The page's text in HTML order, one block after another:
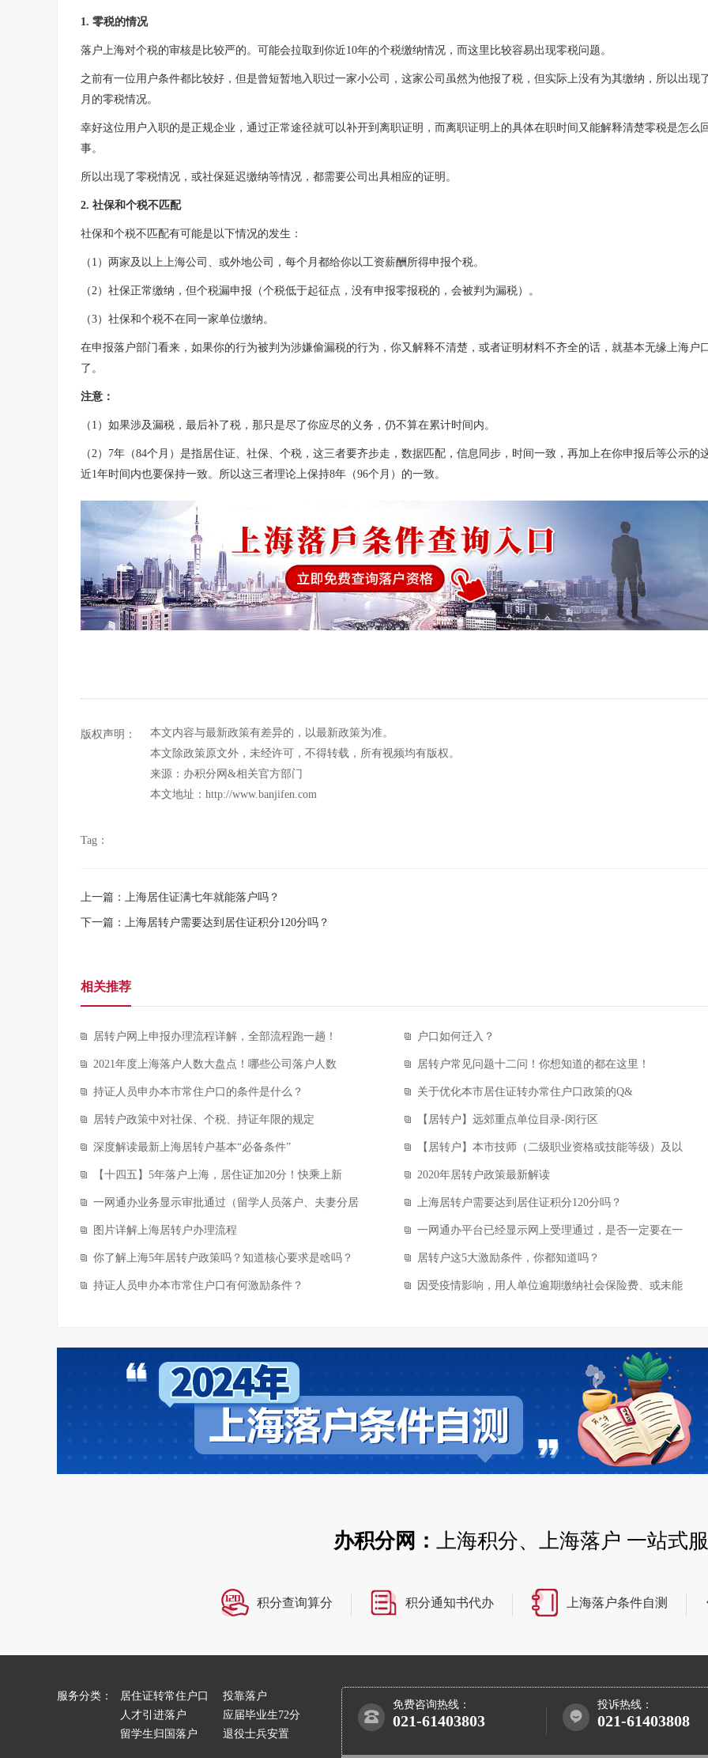
1. 零税的情况
落户上海对个税的审核是比较严的。可能会拉取到你近10年的个税缴纳情况，而这里比较容易出现零税问题。
之前有一位用户条件都比较好，但是曾短暂地入职过一家小公司，这家公司虽然为他报了税，但实际上没有为其缴纳，所以出现
月的零税情况。
幸好这位用户入职的是正规企业，通过正常途径就可以补开到离职证明，而离职证明上的具体在职时间又能解释清楚零税是怎么
事。
所以出现了零税情况，或社保延迟缴纳等情况，都需要公司出具相应的证明。
2. 社保和个税不匹配
社保和个税不匹配有可能是以下情况的发生：
（1）两家及以上上海公司、或外地公司，每个月都给你以工资薪酬所得申报个税。
（2）社保正常缴纳，但个税漏申报（个税低于起征点，没有申报零报税的，会被判为漏税）。
（3）社保和个税不在同一家单位缴纳。
在申报落户部门看来，如果你的行为被判为涉嫌偷漏税的行为，你又解释不清楚，或者证明材料不齐全的话，就基本无缘上海户
了。
注意：
（1）如果涉及漏税，最后补了税，那只是尽了你应尽的义务，仍不算在累计时间内。
（2）7年（84个月）是指居住证、社保、个税，这三者要齐步走，数据匹配，信息同步，时间一致，再加上在你申报后等公示的
近1年时间内也要保持一致。所以这三者理论上保持8年（96个月）的一致。
版权声明：
本文内容与最新政策有差异的，以最新政策为准。
本文除政策原文外，未经许可，不得转载，所有视频均有版权。
来源：办积分网&相关官方部门
本文地址：http://www.banjifen.com
Tag：
上一篇：上海居住证满七年就能落户吗？
下一篇：上海居转户需要达到居住证积分120分吗？
相关推荐
居转户网上申报办理流程详解，全部流程跑一趟！ 户口如何迁入？
2021年度上海落户人数大盘点！哪些公司落户人数 居转户常见问题十二问！你想知道的都在这里！
持证人员申办本市常住户口的条件是什么？ 关于优化本市居住证转办常住户口政策的Q&
居转户政策中对社保、个税、持证年限的规定 【居转户】远郊重点单位目录-闵行区
深度解读最新上海居转户基本“必备条件” 【居转户】本市技师（二级职业资格或技能等级）及以
【十四五】5年落户上海，居住证加20分！快乘上新 2020年居转户政策最新解读
一网通办业务显示审批通过（留学人员落户、夫妻分居 上海居转户需要达到居住证积分120分吗？
图片详解上海居转户办理流程 一网通办平台已经显示网上受理通过，是否一定要在一
你了解上海5年居转户政策吗？知道核心要求是啥吗？ 居转户这5大激励条件，你都知道吗？
持证人员申办本市常住户口有何激励条件？ 因受疫情影响，用人单位逾期缴纳社会保险费、或未能
办积分网： 上海积分、上海落户 一站式
积分查询算分 积分通知书代办 上海落户条件自测
服务分类： 居住证转常住户口
投靠落户
人才引进落户
应届毕业生72分
留学生归国落户
退役士兵安置
免费咨询热线：
021-61403803
投诉热线：
021-61403808